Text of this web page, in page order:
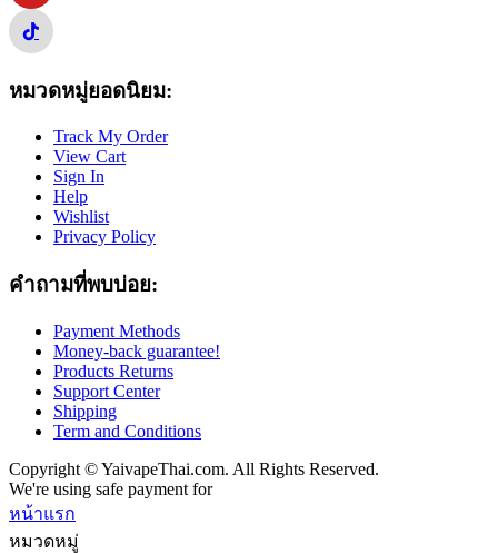
หมวดหมู่ยอดนิยม:
Track My Order
View Cart
Sign In
Help
Wishlist
Privacy Policy
คำถามที่พบบ่อย:
Payment Methods
Money-back guarantee!
Products Returns
Support Center
Shipping
Term and Conditions
Copyright © YaivapeThai.com. All Rights Reserved.
We're using safe payment for
หน้าแรก
หมวดหมู่